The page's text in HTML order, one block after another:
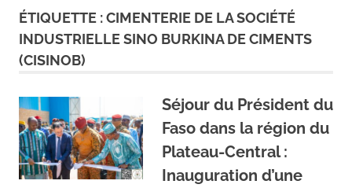
ÉTIQUETTE :CIMENTERIE DE LA SOCIÉTÉ
INDUSTRIELLE SINO BURKINA DE CIMENTS
(CISINOB)
Séjour du Président du
Faso dans la région du
Plateau-Central :
Inauguration d’une